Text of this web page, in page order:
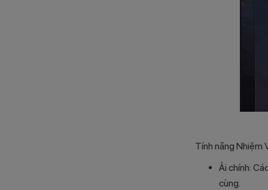
Tính năng Nhiệm
Ải chính:
cùng.